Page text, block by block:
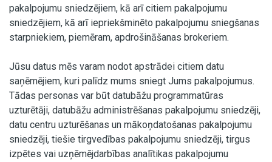
pakalpojumu sniedzējiem, kā arī citiem pakalpojumu
sniedzējiem, kā arī iepriekšminēto pakalpojumu sniegšanas
starpniekiem, piemēram, apdrošināšanas brokeriem.
Jūsu datus mēs varam nodot apstrādei citiem datu
saņēmējiem, kuri palīdz mums sniegt Jums pakalpojumus.
Tādas personas var būt datubāžu programmatūras
uzturētāji, datubāžu administrēšanas pakalpojumu sniedzēji,
datu centru uzturēšanas un mākoņdatošanas pakalpojumu
sniedzēji, tiešie tirgvedības pakalpojumu sniedzēji, tirgus
izpētes vai uzņēmējdarbības analītikas pakalpojumu